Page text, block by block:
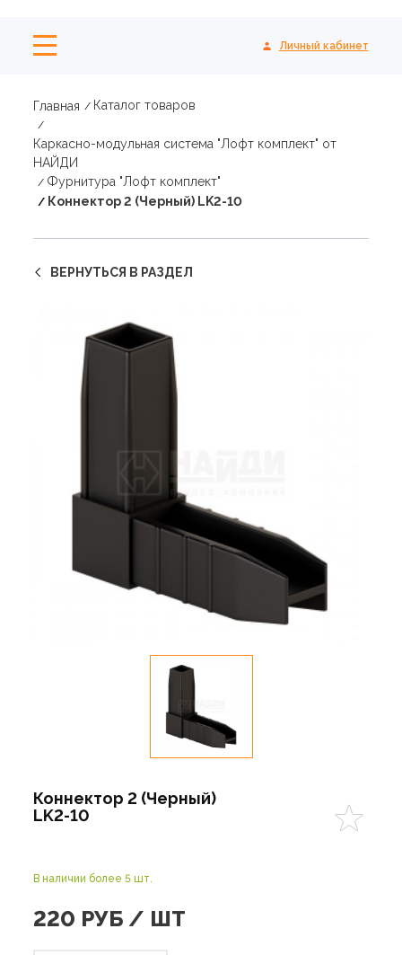
Личный кабинет
Главная Каталог товаров
Каркасно-модульная система "Лофт комплект" от
НАЙДИ
Фурнитура "Лофт комплект"
Коннектор 2 (Черный) LK2-10
ВЕРНУТЬСЯ В РАЗДЕЛ
Коннектор 2 (Черный)
LK2-10
В наличии более 5 шт.
220 РУБ / ШТ